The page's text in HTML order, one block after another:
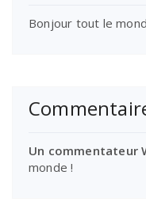
Bonjour tout le
Un commentateur
monde !